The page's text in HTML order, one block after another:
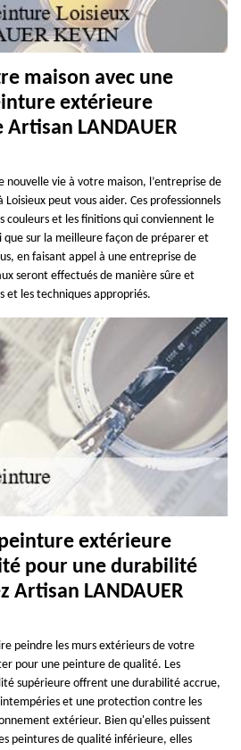
maison avec une
extérieure
LANDAUER
nouvelle vie à votre maison, l’entreprise de
peut vous aider. Ces professionnels
couleurs et les finitions qui conviennent le
sur la meilleure façon de préparer et
en faisant appel à une entreprise de
seront effectués de manière sûre et
et les techniques appropriés.
extérieure
pour une durabilité
Artisan LANDAUER
peindre les murs extérieurs de votre
pour une peinture de qualité. Les
supérieure offrent une durabilité accrue,
et une protection contre les
extérieur. Bien qu'elles puissent
peintures de qualité inférieure, elles